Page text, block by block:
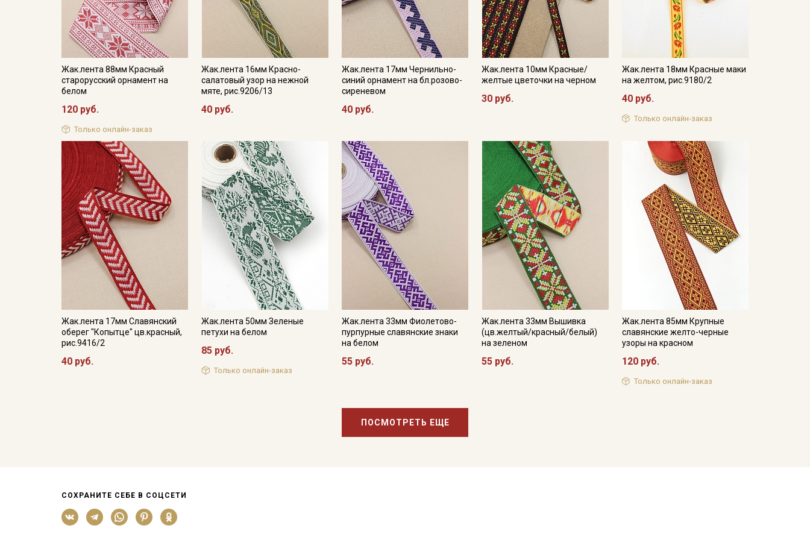
Жак.лента 88мм Красный
старорусский орнамент на
белом
120 руб.
Только онлайн-заказ
Жак.лента 16мм Красно-
салатовый узор на нежной
мяте, рис.9206/13
40 руб.
Жак.лента 17мм Чернильно-
синий орнамент на бл.розово-
сиреневом
40 руб.
Жак.лента 10мм Красные/
желтые цветочки на черном
30 руб.
Жак.лента 18мм Красные маки
на желтом, рис.9180/2
40 руб.
Только онлайн-заказ
Жак.лента 17мм Славянский
оберег "Копытце" цв.красный,
рис.9416/2
40 руб.
Жак.лента 50мм Зеленые
петухи на белом
85 руб.
Только онлайн-заказ
Жак.лента 33мм Фиолетово-
пурпурные славянские знаки
на белом
55 руб.
Жак.лента 33мм Вышивка
(цв.желтый/красный/белый)
на зеленом
55 руб.
Жак.лента 85мм Крупные
славянские желто-черные
узоры на красном
120 руб.
Только онлайн-заказ
ПОСМОТРЕТЬ ЕЩЕ
СОХРАНИТЕ СЕБЕ В СОЦСЕТИ
Подписаться
Ознакомлен(а) сПолитикой обработки персональных
данных
и даюСогласие на обработку персональных
Согласие на получение рекламных и
информационных рассылок